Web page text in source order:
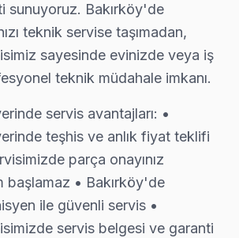
Sahadan Gözlemler
karşılaştığım Hisense
: Ekranda belirgin çizgilerin ya da
: Televizyonun açılmaması
: Ekranın kararması veya eşit
: Güncellemelerin gerektiği
: Cihazın bir noktada işlevini
Hisense televizyonlar
sunuyoruz. Bakırköy'de
teknik servise taşımadan,
sayesinde evinizde veya iş
teknik müdahale imkanı.
servis avantajları: •
teşhis ve anlık fiyat teklifi
parça onayınız
başlamaz • Bakırköy'de
ile güvenli servis •
servis belgesi ve garanti